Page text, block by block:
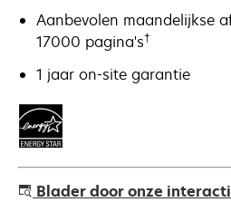
Aanbevolen maandelijkse
17000 pagina's†
1 jaar on-site garantie
Blader door onze